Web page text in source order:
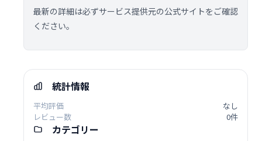
最新の詳細は必ずサービス提供元の公式サイトをご確認
ください。
統計情報
平均評価
なし
レビュー数
0件
カテゴリー